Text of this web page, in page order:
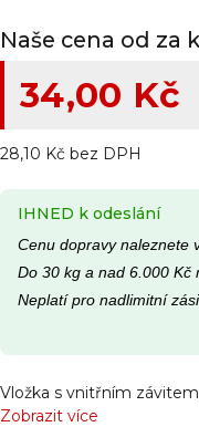
Naše cena od za
34,00 Kč
28,10 Kč bez DPH
IHNED k odeslání
Cenu dopravy naleznete
Do 30 kg a nad 6.000 Kč
Neplatí pro nadlimitní
Vložka s vnitřním
Zobrazit více